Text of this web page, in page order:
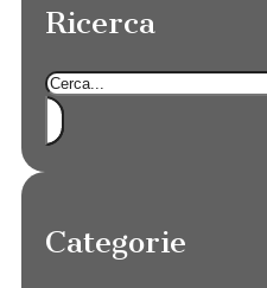
Ricerca
Cerca
Categorie